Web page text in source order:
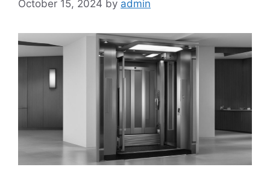
October 15, 2024 by admin